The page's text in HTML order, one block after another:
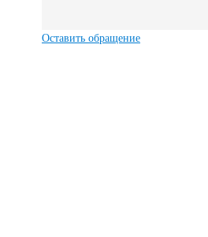
Оставить обращение